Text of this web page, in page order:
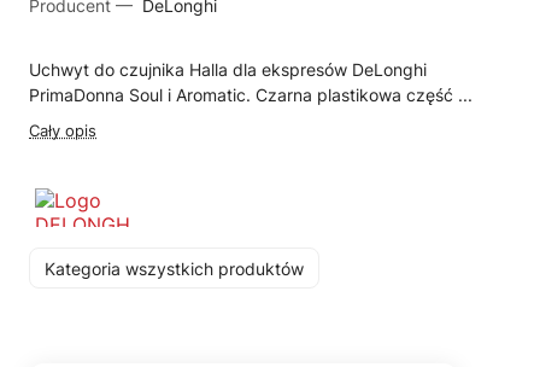
Producent — DeLonghi
Uchwyt do czujnika Halla dla ekspresów DeLonghi
PrimaDonna Soul i Aromatic. Czarna plastikowa część ...
Cały opis
Kategoria wszystkich produktów